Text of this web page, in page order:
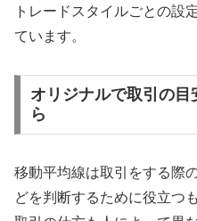
トレードスタイルごとの設
ています。
オリジナルで取引の
ら
移動平均線は取引をする際
どを判断するために役立つ